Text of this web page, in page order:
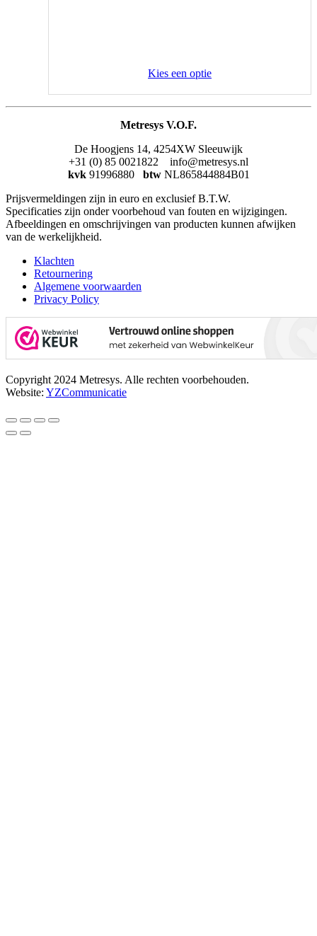
Kies een optie
Metresys V.O.F.
De Hoogjens 14, 4254XW Sleeuwijk
+31 (0) 85 0021822 info@metresys.nl
kvk 91996880 btw NL865844884B01
Prijsvermeldingen zijn in euro en exclusief B.T.W.
Specificaties zijn onder voorbehoud van fouten en wijzigingen.
Afbeeldingen en omschrijvingen van producten kunnen afwijken
van de werkelijkheid.
Klachten
Retournering
Algemene voorwaarden
Privacy Policy
Copyright 2024 Metresys. Alle rechten voorbehouden.
Website: YZCommunicatie